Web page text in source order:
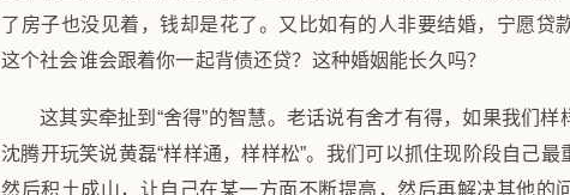
了房子也没见着，钱却是花了。又比如有的人非要结婚，宁愿贷
这个社会谁会跟着你一起背债还贷？这种婚姻能长久吗？
这其实牵扯到“舍得”的智慧。老话说有舍才有得，如果我们
沈腾开玩笑说黄磊“样样通，样样松”。我们可以抓住现阶段自己最
然后积土成山，让自己在某一方面不断提高，然后再解决其他的